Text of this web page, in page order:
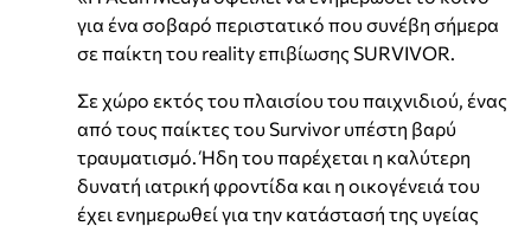
για ένα σοβαρό περιστατικό που συνέβη σήμερα
σε παίκτη του reality επιβίωσης SURVIVOR.
Σε χώρο εκτός του πλαισίου του παιχνιδιού, ένας
από τους παίκτες του Survivor υπέστη βαρύ
τραυματισμό. Ήδη του παρέχεται η καλύτερη
δυνατή ιατρική φροντίδα και η οικογένειά του
έχει ενημερωθεί για την κατάστασή της υγείας